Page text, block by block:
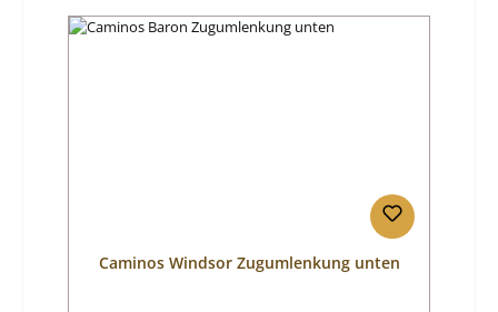
Caminos Windsor Zugumlenkung unten